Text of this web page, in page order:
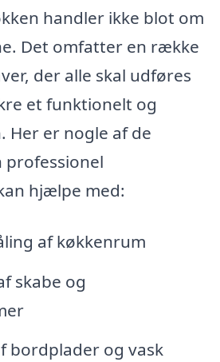
handler ikke blot om
Det omfatter en række
der alle skal udføres
et funktionelt og
Her er nogle af de
professionel
hjælpe med:
af køkkenrum
skabe og
bordplader og vask